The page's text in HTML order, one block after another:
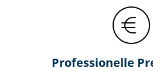
Professionelle